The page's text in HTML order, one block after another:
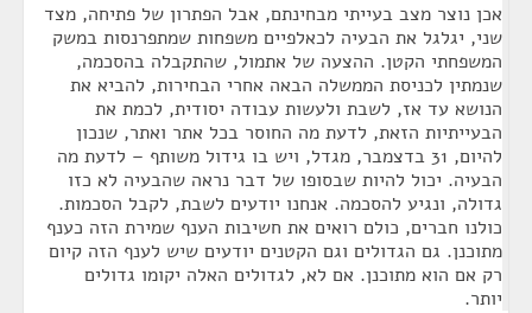
אכן נוצר מצב בעייתי מבחינתם, אבל הפתרון של פתיחה, מצד
שני, יגלגל את הבעיה לכאלפיים משפחות שמתפרנסות במשק
המשפחתי הקטן. ההצעה של אתמול, שהתקבלה בהסכמה,
שנמתין לכניסת הממשלה הבאה אחרי הבחירות, להביא את
הנושא עד אז, לשבת ולעשות עבודה יסודית, לכמת את
הבעייתיות הזאת, לדעת מה החוסר בכל אתר ואתר, שנכון
להיום, 31 בדצמבר, מגדל, ויש בו גידול משותף – לדעת מה
הבעיה. יכול להיות שבסופו של דבר נראה שהבעיה לא כזו
גדולה, ונגיע להסכמה. אנחנו יודעים לשבת, לקבל הסכמות.
כולנו חברים, כולם רואים את חשיבות הענף שמירת הזה כענף
מתוכנן. גם הגדולים וגם הקטנים יודעים שיש לענף הזה קיום
רק אם הוא מתוכנן. אם לא, לגדולים האלה יקומו גדולים
יותר.